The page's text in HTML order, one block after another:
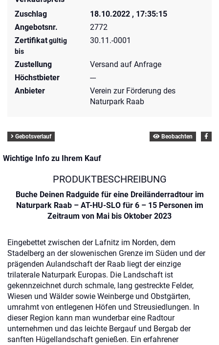
Zuschlag
18.10.2022 , 17:35:15
Angebotsnr.
2772
Zertifikatgültig
bis
30.11.-0001
Zustellung
Versand auf Anfrage
Höchstbieter
---
Anbieter
Verein zur Förderung des
Naturpark Raab
Gebotsverlauf Beobachten
Wichtige Info zu Ihrem Kauf
PRODUKTBESCHREIBUNG
Buche Deinen Radguide für eine Dreiländerradtour im
Naturpark Raab – AT-HU-SLO für 6 – 15 Personen im
Zeitraum von Mai bis Oktober 2023
Eingebettet zwischen der Lafnitz im Norden, dem
Stadelberg an der slowenischen Grenze im Süden und der
prägenden Aulandschaft der Raab liegt der einzige
trilaterale Naturpark Europas. Die Landschaft ist
gekennzeichnet durch schmale, lang gestreckte Felder,
Wiesen und Wälder sowie Weinberge und Obstgärten,
umrahmt von entlegenen Höfen und Streusiedlungen. In
dieser Region kann man wunderbar eine Radtour
unternehmen und das leichte Bergauf und Bergab der
sanften Hügellandschaft genießen. Ein erfahrener